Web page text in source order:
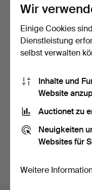
KUPFERFORMEN, 13
18. und 20. Jahrhun…
5 Tage
85 USD
Sie können auch in
suchen.
Wir
Einige Cookies
Dienstleistung
selbst verwalten
Inhalte und
Website
Auctionet zu
Neuigkeiten
Websites für
Weitere